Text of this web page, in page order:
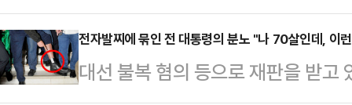
훈련경기 현장을 참관했다…
착용했다.공개된 사진에 따르면 인
트와 브라톱 차림(사진 왼쪽)으로
셜미디어(SNS)에 공유돼 화제를
전자발찌에 묶인 전 대통령의 분노 "나 70살인데, 이
대선 불복 혐의 등으로 재판을 받고